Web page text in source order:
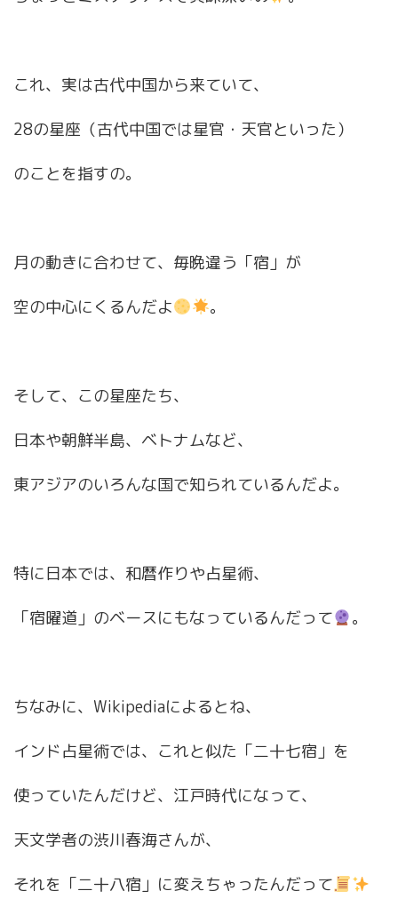
これ、実は古代中国から来ていて、
28の星座（古代中国では星官・天官といった）
のことを指すの。
月の動きに合わせて、毎晩違う「宿」が
空の中心にくるんだよ
。
そして、この星座たち、
日本や朝鮮半島、ベトナムなど、
東アジアのいろんな国で知られているんだよ。
特に日本では、和暦作りや占星術、
「宿曜道」のベースにもなっているんだって
。
ちなみに、Wikipediaによるとね、
インド占星術では、これと似た「二十七宿」を
使っていたんだけど、江戸時代になって、
天文学者の渋川春海さんが、
それを「二十八宿」に変えちゃったんだって